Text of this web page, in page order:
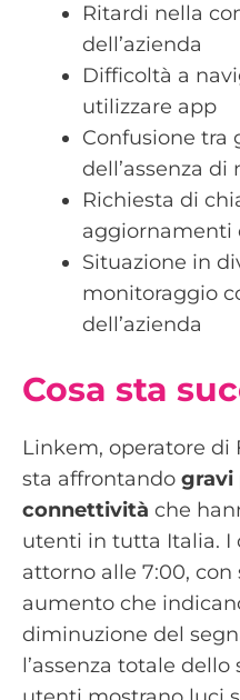
Ritardi nella
dell’azienda
Difficoltà a
utilizzare app
Confusione tra
dell’assenza di
Richiesta di
aggiornamenti
Situazione in
monitoraggio
dell’azienda
Cosa sta
Linkem, operatore di
sta affrontando gravi
connettività che
utenti in tutta Italia. I
attorno alle 7:00,
aumento che
diminuzione del
l’assenza totale